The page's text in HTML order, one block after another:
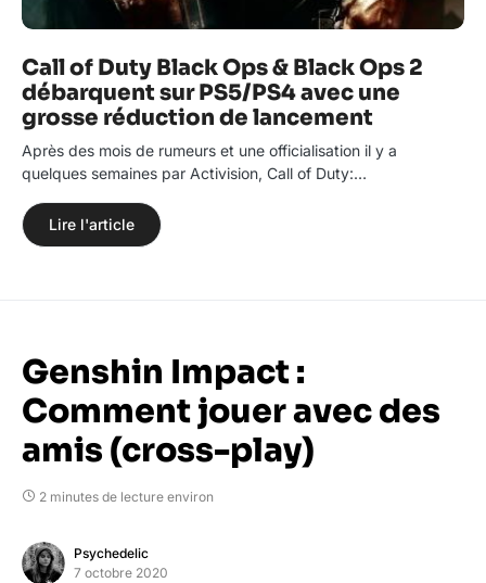
Call of Duty Black Ops & Black Ops 2
débarquent sur PS5/PS4 avec une
grosse réduction de lancement
Après des mois de rumeurs et une officialisation il y a
quelques semaines par Activision, Call of Duty:…
Lire l'article
Genshin Impact :
Comment jouer avec des
amis (cross-play)
2 minutes de lecture environ
Psychedelic
7 octobre 2020